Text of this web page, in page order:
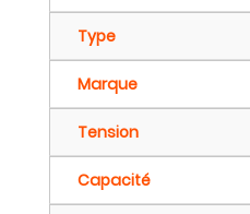
Type
Marque
Tension
Capacité